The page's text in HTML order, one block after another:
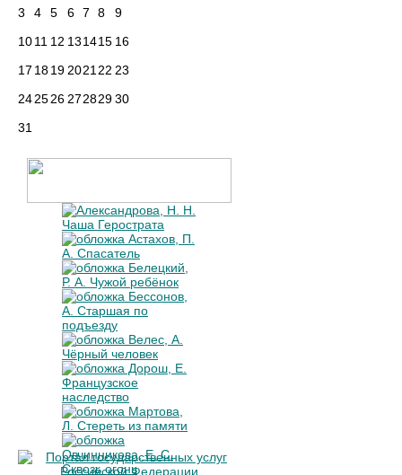
3
4 5 6 7 8
9
1011 12 131415 16
17 1819202122 23
24252627282930
31